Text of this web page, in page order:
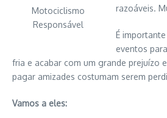
Motociclismo
Responsável
razoáveis.
É
eventos
fria e acabar com um grande prejuízo
pagar amizades costumam serem
Vamos a eles: